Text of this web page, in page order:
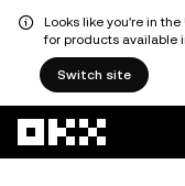
Looks like you're in
for products available
Switch site